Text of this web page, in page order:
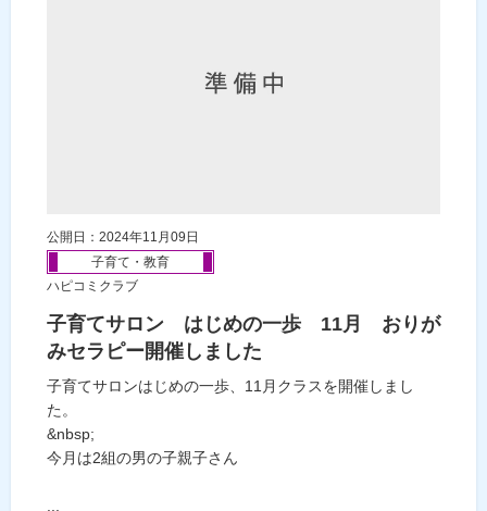
公開日：2024年11月09日
子育て・教育
ハピコミクラブ
子育てサロン はじめの一歩 11月 おりが
みセラピー開催しました
子育てサロンはじめの一歩、11月クラスを開催しまし
た。
&nbsp;
今月は2組の男の子親子さん